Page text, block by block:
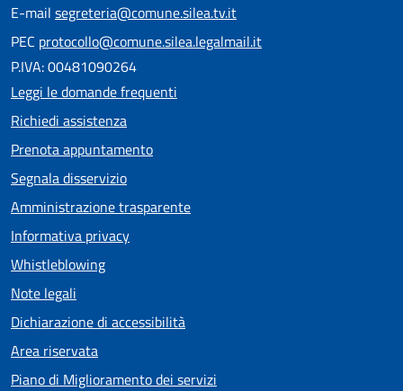
E-mail segreteria@comune.silea.tv.it
PEC protocollo@comune.silea.legalmail.it
P.IVA: 00481090264
Leggi le domande frequenti
Richiedi assistenza
Prenota appuntamento
Segnala disservizio
Amministrazione trasparente
Informativa privacy
Whistleblowing
Note legali
Dichiarazione di accessibilità
Area riservata
Piano di Miglioramento dei servizi